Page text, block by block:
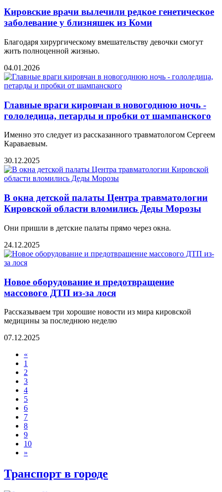
Кировские врачи вылечили редкое генетическое
заболевание у близняшек из Коми
Благодаря хирургическому вмешательству девочки смогут
жить полноценной жизнью.
04.01.2026
Главные враги кировчан в новогоднюю ночь -
гололедица, петарды и пробки от шампанского
Именно это следует из рассказанного травматологом Сергеем
Караваевым.
30.12.2025
В окна детской палаты Центра травматологии
Кировской области вломились Деды Морозы
Они пришли в детские палаты прямо через окна.
24.12.2025
Новое оборудование и предотвращение
массового ДТП из-за лося
Рассказываем три хорошие новости из мира кировской
медицины за последнюю неделю
07.12.2025
«
1
2
3
4
5
6
7
8
9
10
»
Транспорт в городе